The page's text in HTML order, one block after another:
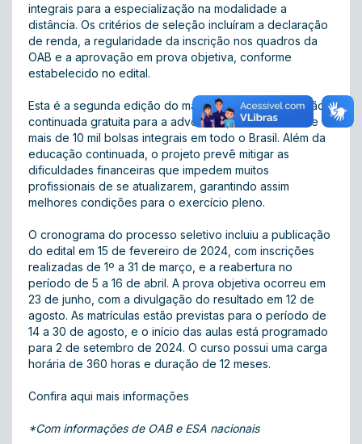
integrais para a especialização na modalidade a
distância. Os critérios de seleção incluíram a declaração
de renda, a regularidade da inscrição nos quadros da
OAB e a aprovação em prova objetiva, conforme
estabelecido no edital.
Esta é a segunda edição do maior projeto de formação
continuada gratuita para a advocacia, com a oferta de
mais de 10 mil bolsas integrais em todo o Brasil. Além da
educação continuada, o projeto prevê mitigar as
dificuldades financeiras que impedem muitos
profissionais de se atualizarem, garantindo assim
melhores condições para o exercício pleno.
O cronograma do processo seletivo incluiu a publicação
do edital em 15 de fevereiro de 2024, com inscrições
realizadas de 1º a 31 de março, e a reabertura no
período de 5 a 16 de abril. A prova objetiva ocorreu em
23 de junho, com a divulgação do resultado em 12 de
agosto. As matrículas estão previstas para o período de
14 a 30 de agosto, e o início das aulas está programado
para 2 de setembro de 2024. O curso possui uma carga
horária de 360 horas e duração de 12 meses.
Confira aqui mais informações
*Com informações de OAB e ESA nacionais